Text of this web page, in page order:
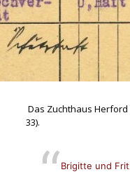
Das Zuchthaus Herford
33).
Brigitte und